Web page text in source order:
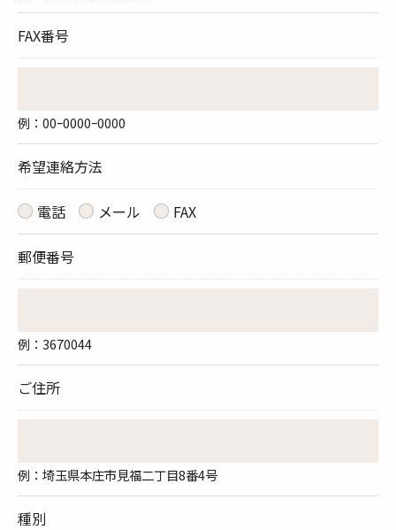
＜個人情報の開示･訂正・削除･利用停止の手続につ
いて＞
当社では、お客様の個人情報の開示･訂正･削除・利
す。
個人情報の開示･訂正･削除・利用停止の具体的手続
きにつきましては、お電話でお問合せ下さい。
FAX番号
例：00ｰ0000ｰ0000
希望連絡方法
電話 メール FAX
郵便番号
例：3670044
ご住所
例：埼玉県本庄市見福二丁目8番4号
種別